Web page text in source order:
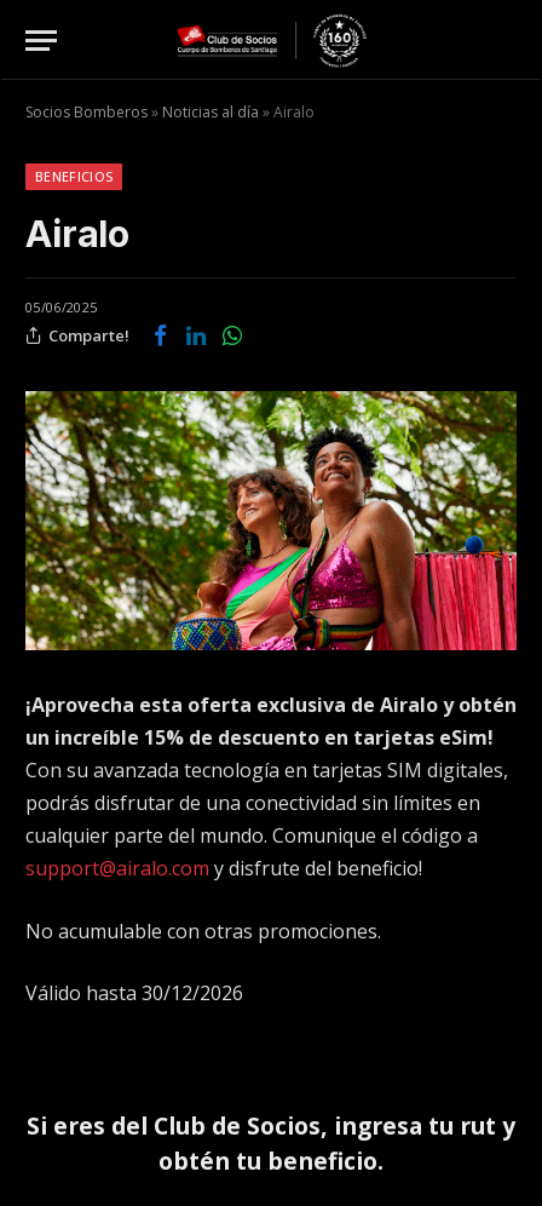
Socios Bomberos» Noticias al día »Airalo
BENEFICIOS
Airalo
05/06/2025
Comparte!
¡Aprovecha esta oferta exclusiva de Airalo y obtén
un increíble 15% de descuento en tarjetas eSim!
Con su avanzada tecnología en tarjetas SIM digitales,
podrás disfrutar de una conectividad sin límites en
cualquier parte del mundo. Comunique el código a
support@airalo.com y disfrute del beneficio!
No acumulable con otras promociones.
Válido hasta 30/12/2026
Si eres del Club de Socios, ingresa tu rut y
obtén tu beneficio.